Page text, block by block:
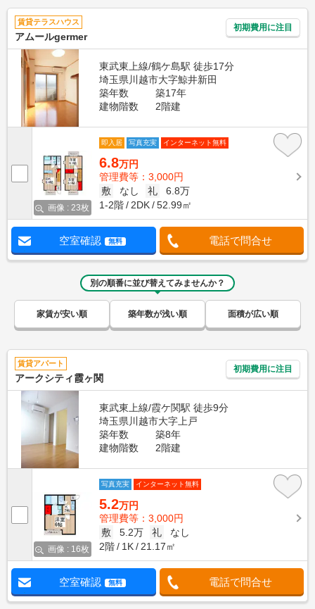
賃貸テラスハウス
アムールgermer
初期費用に注目
東武東上線/鶴ケ島駅 徒歩17分
埼玉県川越市大字鯨井新田
築年数
築17年
建物階数
2階建
画像 : 23枚
即入居 写真充実 インターネット無料
6.8万円
管理費等：3,000円
敷
なし 礼
6.8万
1-2階
2DK 52.99㎡
空室確認 無料 電話で問合せ
別の順番に並び替えてみませんか？
家賃が安い順 築年数が浅い順 面積が広い順
賃貸アパート
アークシティ霞ヶ関
初期費用に注目
東武東上線/霞ケ関駅 徒歩9分
埼玉県川越市大字上戸
築年数
築8年
建物階数
2階建
画像 : 16枚
写真充実 インターネット無料
5.2万円
管理費等：3,000円
敷
5.2万 礼
なし
2階
1K 21.17㎡
空室確認 無料 電話で問合せ